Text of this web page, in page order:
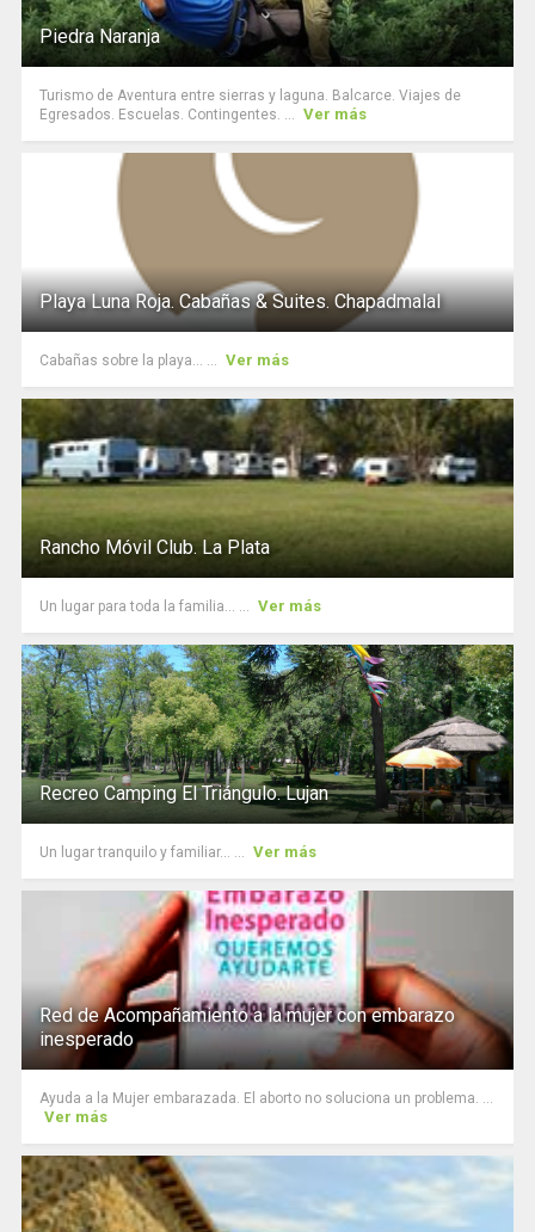
Piedra Naranja
Turismo de Aventura entre sierras y laguna. Balcarce. Viajes de
Egresados. Escuelas. Contingentes. ... Ver más
Playa Luna Roja. Cabañas & Suites. Chapadmalal
Cabañas sobre la playa... ... Ver más
Rancho Móvil Club. La Plata
Un lugar para toda la familia... ... Ver más
Recreo Camping El Triángulo. Lujan
Un lugar tranquilo y familiar... ... Ver más
Red de Acompañamiento a la mujer con embarazo
inesperado
Ayuda a la Mujer embarazada. El aborto no soluciona un problema. ...
Ver más